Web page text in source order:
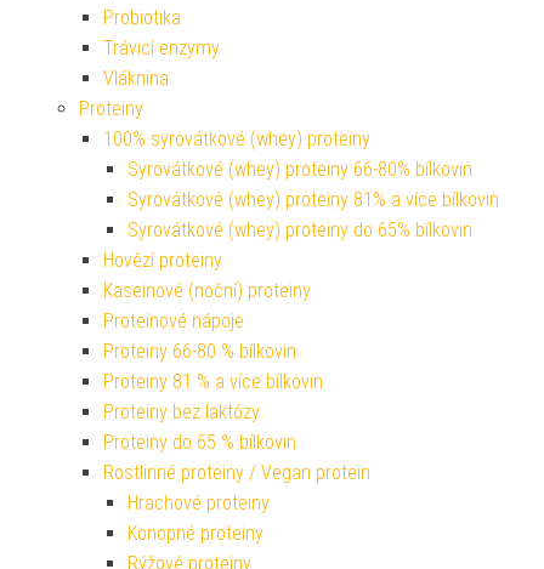
Probiotika
Trávicí enzymy
Vláknina
Proteiny
100% syrovátkové (whey) proteiny
Syrovátkové (whey) proteiny 66-80% bílkovin
Syrovátkové (whey) proteiny 81% a více bílkovin
Syrovátkové (whey) proteiny do 65% bílkovin
Hovězí proteiny
Kaseinové (noční) proteiny
Proteinové nápoje
Proteiny 66-80 % bílkovin
Proteiny 81 % a více bílkovin
Proteiny bez laktózy
Proteiny do 65 % bílkovin
Rostlinné proteiny / Vegan protein
Hrachové proteiny
Konopné proteiny
Rýžové proteiny